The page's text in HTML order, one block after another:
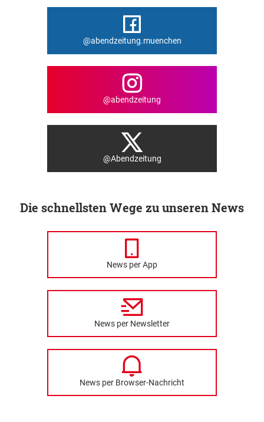
@abendzeitung.muenchen
@abendzeitung
@Abendzeitung
Die schnellsten Wege zu unseren News
News per App
News per Newsletter
News per Browser-Nachricht